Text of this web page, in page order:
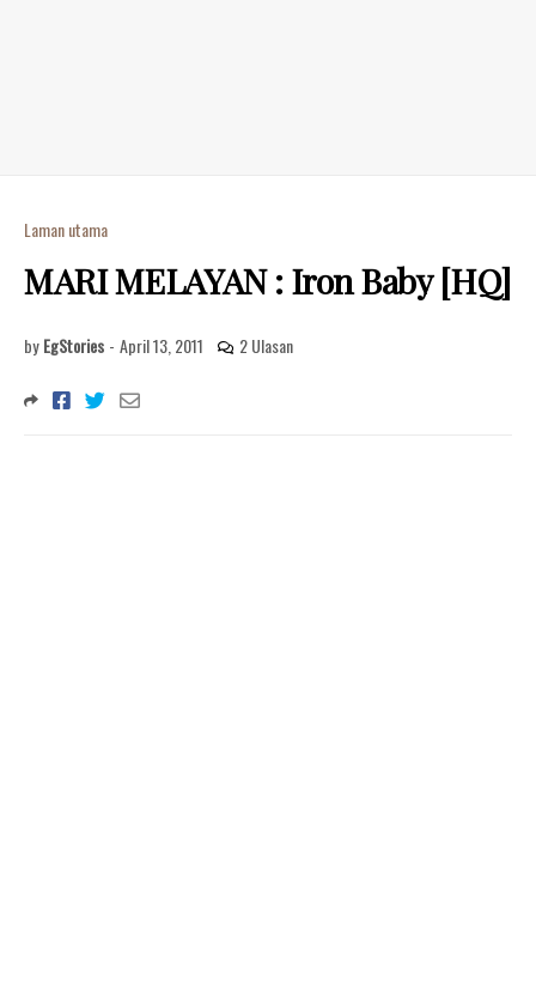
Laman utama
MARI MELAYAN : Iron Baby [HQ]
by EgStories - April 13, 2011 2 Ulasan